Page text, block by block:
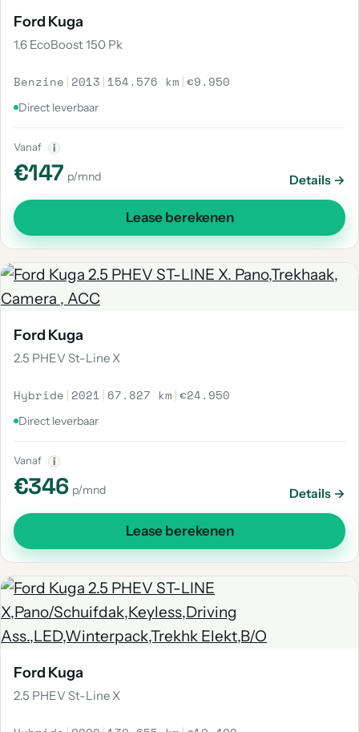
Ford Kuga
1.6 EcoBoost 150 Pk
Benzine | 2013 | 154.576 km |€9.950
Direct leverbaar
Vanaf i
€147 p/mnd Details →
Lease berekenen
Ford Kuga
2.5 PHEV St-Line X
Hybride | 2021 | 67.827 km |€24.950
Direct leverbaar
Vanaf i
€346 p/mnd Details →
Lease berekenen
Ford Kuga
2.5 PHEV St-Line X